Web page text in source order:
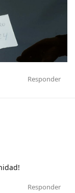
Responder
Responder